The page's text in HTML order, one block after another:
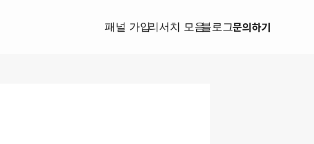
패널 가입리서치 모음블로그문의하기